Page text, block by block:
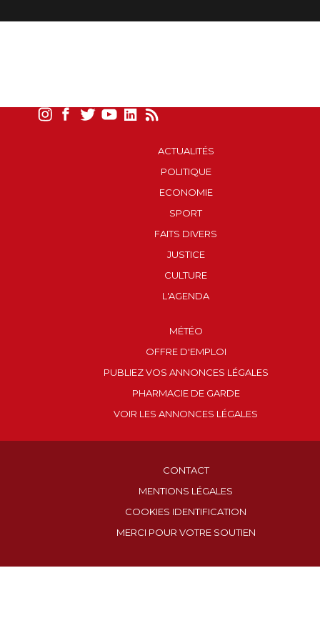
ACTUALITÉS
POLITIQUE
ECONOMIE
SPORT
FAITS DIVERS
JUSTICE
CULTURE
L'AGENDA
MÉTÉO
OFFRE D'EMPLOI
PUBLIEZ VOS ANNONCES LÉGALES
PHARMACIE DE GARDE
VOIR LES ANNONCES LÉGALES
CONTACT
MENTIONS LÉGALES
COOKIES IDENTIFICATION
MERCI POUR VOTRE SOUTIEN